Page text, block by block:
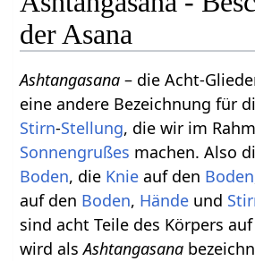
der Asana
Ashtangasana – die Acht-
eine andere Bezeichnung für
Stirn-Stellung, die wir im
Sonnengrußes machen. Also
Boden, die Knie auf den Boden
auf den Boden, Hände und
sind acht Teile des Körpers
wird alsAshtangasana